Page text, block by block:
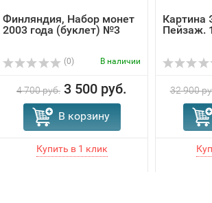
Финляндия, Набор монет
2003 года (буклет) №3
(0) В наличии
4 700 руб. 3 500 руб.
В корзину
Картина
Пейзаж.
32 900